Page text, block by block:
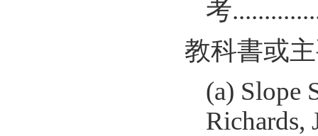
考
教科書或
(a) Slope
Richards,